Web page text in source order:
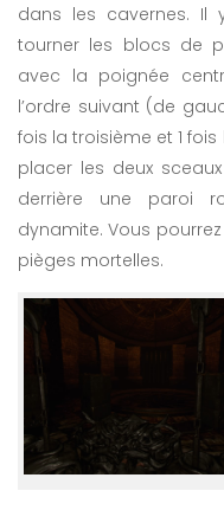
dans les cavernes.
tourner les blocs de
avec la poignée
l’ordre suivant (de
fois la troisième et 1 fois
placer les deux
derrière une paroi
dynamite. Vous
pièges mortelles.